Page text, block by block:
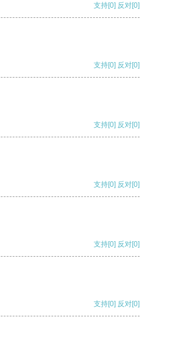
支持[0] 反对[0]
支持[0] 反对[0]
支持[0] 反对[0]
支持[0] 反对[0]
支持[0] 反对[0]
支持[0] 反对[0]